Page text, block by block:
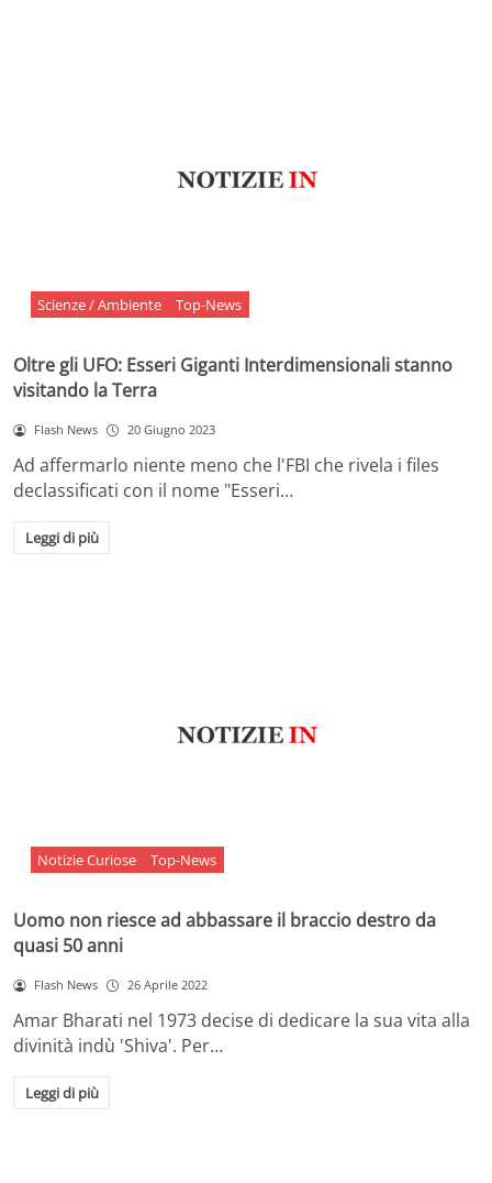
Scienze / Ambiente Top-News
Oltre gli UFO: Esseri Giganti Interdimensionali stanno
visitando la Terra
Flash News 20 Giugno 2023
Ad affermarlo niente meno che l'FBI che rivela i files
declassificati con il nome "Esseri…
Leggi di più
Notizie Curiose Top-News
Uomo non riesce ad abbassare il braccio destro da
quasi 50 anni
Flash News 26 Aprile 2022
Amar Bharati nel 1973 decise di dedicare la sua vita alla
divinità indù 'Shiva'. Per…
Leggi di più